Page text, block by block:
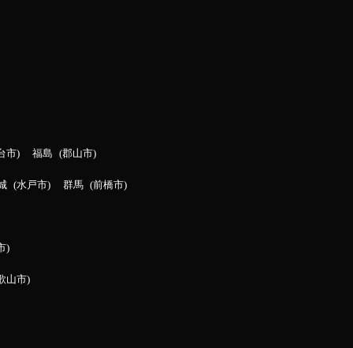
市 福島 郡山市
水戸市 群馬 前橋市
山市